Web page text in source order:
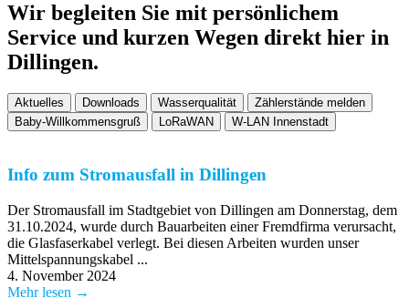
Wir begleiten Sie mit persönlichem
Service und kurzen Wegen direkt hier in
Dillingen.
Aktuelles Downloads Wasserqualität
Zählerstände melden
Baby-Willkommensgruß
LoRaWAN W-LAN Innenstadt
Info zum Stromausfall in Dillingen
Der Stromausfall im Stadtgebiet von Dillingen am Donnerstag, dem
31.10.2024, wurde durch Bauarbeiten einer Fremdfirma verursacht,
die Glasfaserkabel verlegt. Bei diesen Arbeiten wurden unser
Mittelspannungskabel ...
4. November 2024
Mehr lesen →